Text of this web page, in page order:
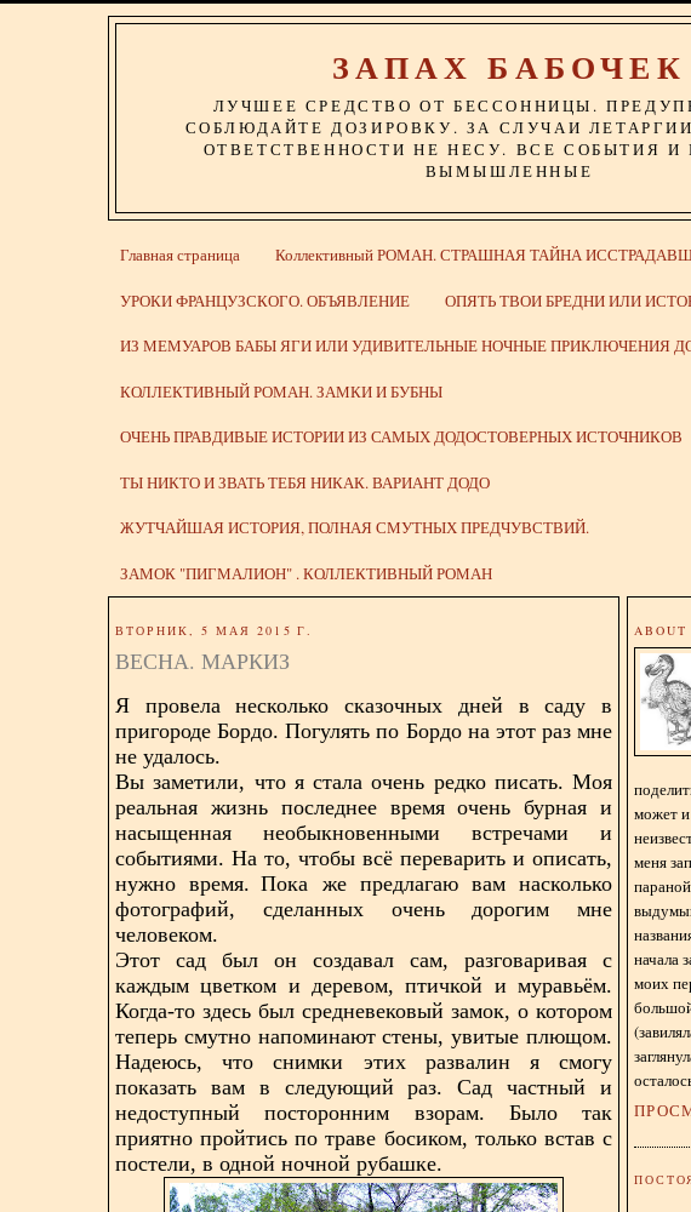
ЗАПАХ БАБОЧЕК
ЛУЧШЕЕ СРЕДСТВО ОТ БЕССОННИЦЫ.
СОБЛЮДАЙТЕ ДОЗИРОВКУ. ЗА СЛУЧАИ
ОТВЕТСТВЕННОСТИ НЕ НЕСУ. ВСЕ СОБЫТИЯ И
ВЫМЫШЛЕННЫЕ
Главная страница Коллективный РОМАН. СТРАШНАЯ ТАЙНА
УРОКИ ФРАНЦУЗСКОГО. ОБЪЯВЛЕНИЕ ОПЯТЬ ТВОИ БРЕДНИ ИЛИ
ИЗ МЕМУАРОВ БАБЫ ЯГИ ИЛИ УДИВИТЕЛЬНЫЕ НОЧНЫЕ ПРИКЛЮЧЕНИЯ
КОЛЛЕКТИВНЫЙ РОМАН. ЗАМКИ И БУБНЫ
ОЧЕНЬ ПРАВДИВЫЕ ИСТОРИИ ИЗ САМЫХ ДОДОСТОВЕРНЫХ ИСТОЧНИКОВ
ТЫ НИКТО И ЗВАТЬ ТЕБЯ НИКАК. ВАРИАНТ ДОДО
ЖУТЧАЙШАЯ ИСТОРИЯ, ПОЛНАЯ СМУТНЫХ ПРЕДЧУВСТВИЙ.
ЗАМОК "ПИГМАЛИОН" . КОЛЛЕКТИВНЫЙ РОМАН
ВТОРНИК, 5 МАЯ 2015 Г.
ВЕСНА. МАРКИЗ
Я провела несколько сказочных дней в саду в
пригороде Бордо. Погулять по Бордо на этот раз мне
не удалось.
Вы заметили, что я стала очень редко писать. Моя
реальная жизнь последнее время очень бурная и
насыщенная необыкновенными встречами и
событиями. На то, чтобы всё переварить и описать,
нужно время. Пока же предлагаю вам насколько
фотографий, сделанных очень дорогим мне
человеком.
Этот сад был он создавал сам, разговаривая с
каждым цветком и деревом, птичкой и муравьём.
Когда-то здесь был средневековый замок, о котором
теперь смутно напоминают стены, увитые плющом.
Надеюсь, что снимки этих развалин я смогу
показать вам в следующий раз. Сад частный и
недоступный посторонним взорам. Было так
приятно пройтись по траве босиком, только встав с
постели, в одной ночной рубашке.
ABOUT
может и
меня
начала
моих